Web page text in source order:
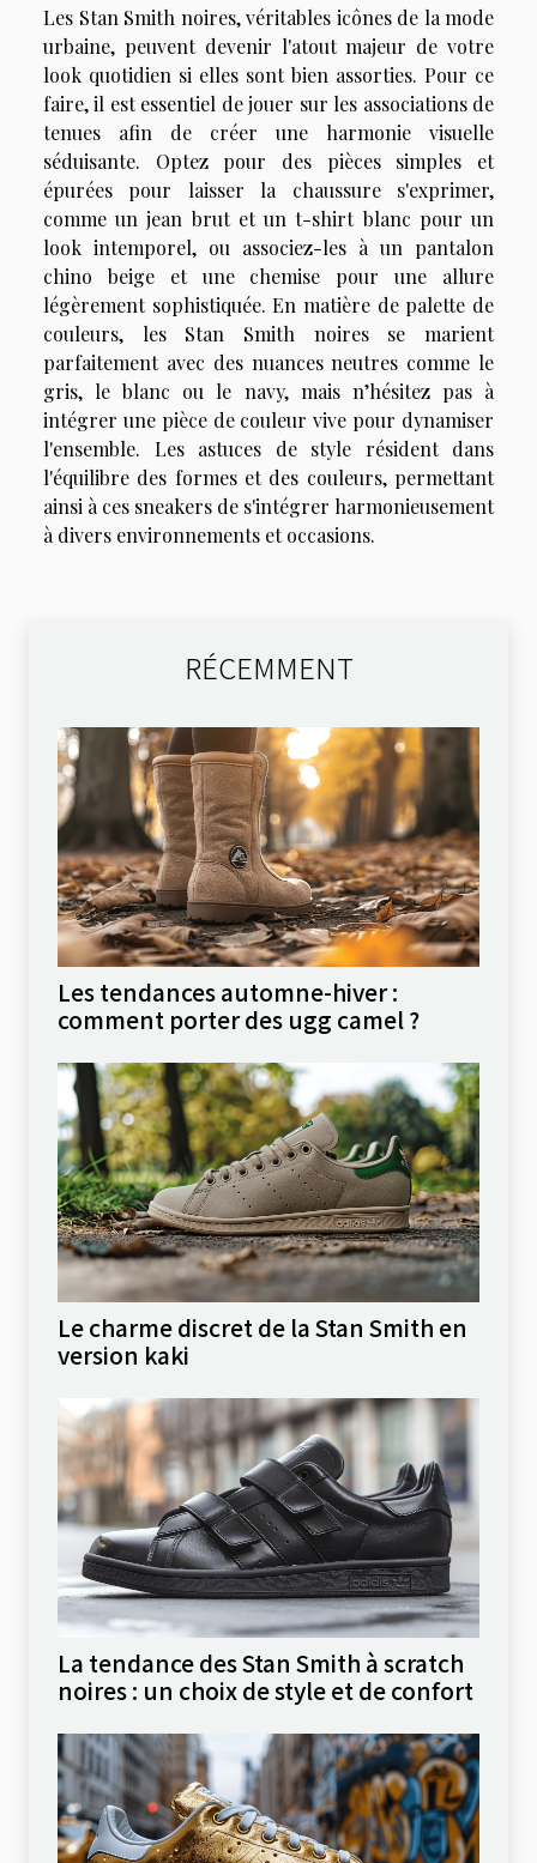
Les Stan Smith noires, véritables icônes de la mode
urbaine, peuvent devenir l'atout majeur de votre
look quotidien si elles sont bien assorties. Pour ce
faire, il est essentiel de jouer sur les associations de
tenues afin de créer une harmonie visuelle
séduisante. Optez pour des pièces simples et
épurées pour laisser la chaussure s'exprimer,
comme un jean brut et un t-shirt blanc pour un
look intemporel, ou associez-les à un pantalon
chino beige et une chemise pour une allure
légèrement sophistiquée. En matière de palette de
couleurs, les Stan Smith noires se marient
parfaitement avec des nuances neutres comme le
gris, le blanc ou le navy, mais n’hésitez pas à
intégrer une pièce de couleur vive pour dynamiser
l'ensemble. Les astuces de style résident dans
l'équilibre des formes et des couleurs, permettant
ainsi à ces sneakers de s'intégrer harmonieusement
à divers environnements et occasions.
RÉCEMMENT
Les tendances automne-hiver :
comment porter des ugg camel ?
Le charme discret de la Stan Smith en
version kaki
La tendance des Stan Smith à scratch
noires : un choix de style et de confort